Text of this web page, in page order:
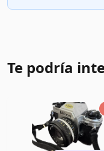
Te podría